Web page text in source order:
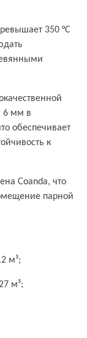
350 °С
6 мм в
обеспечивает
к
Coanda, что
парной
м³;
м³;